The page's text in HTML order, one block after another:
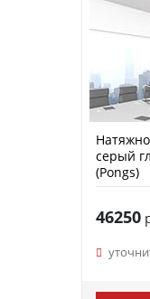
серый
(Pongs)
46250